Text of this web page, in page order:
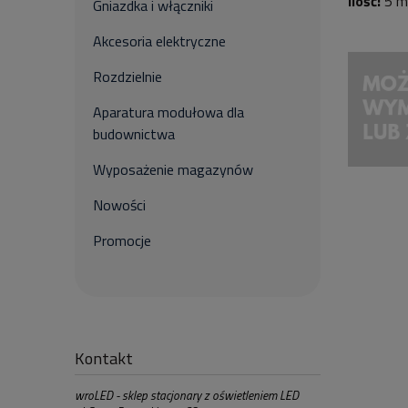
Gniazdka i włączniki
Akcesoria elektryczne
Rozdzielnie
Aparatura modułowa dla
budownictwa
Wyposażenie magazynów
Nowości
Promocje
Kontakt
wroLED - sklep stacjonary z oświetleniem LED